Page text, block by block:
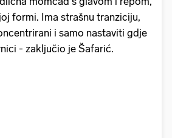
formi. Ima strašnu tranziciju,
i samo nastaviti gdje
- zaključio je Šafarić.